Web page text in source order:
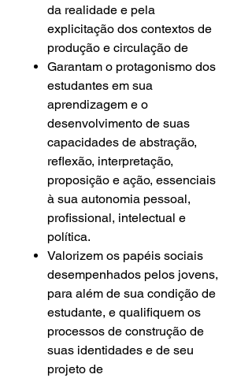
da realidade e pela
explicitação dos contextos de
produção e circulação de
Garantam o protagonismo dos
estudantes em sua
aprendizagem e o
desenvolvimento de suas
capacidades de abstração,
reflexão, interpretação,
proposição e ação, essenciais
à sua autonomia pessoal,
profissional, intelectual e
política.
Valorizem os papéis sociais
desempenhados pelos jovens,
para além de sua condição de
estudante, e qualifiquem os
processos de construção de
suas identidades e de seu
projeto de